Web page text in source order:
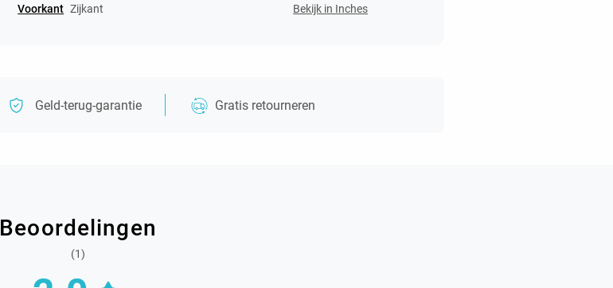
Voorkant Zijkant Bekijk in Inches
Geld-terug-garantie Gratis retourneren
Beoordelingen
(1)